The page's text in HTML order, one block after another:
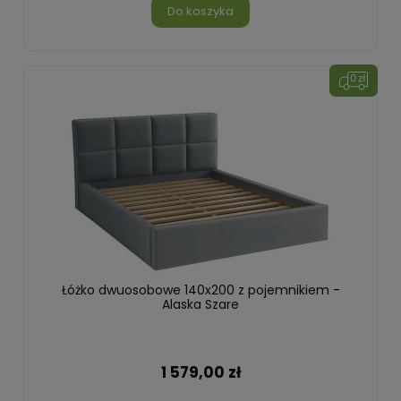
Do koszyka
Łóżko dwuosobowe 140x200 z pojemnikiem -
Alaska Szare
1 579,00 zł